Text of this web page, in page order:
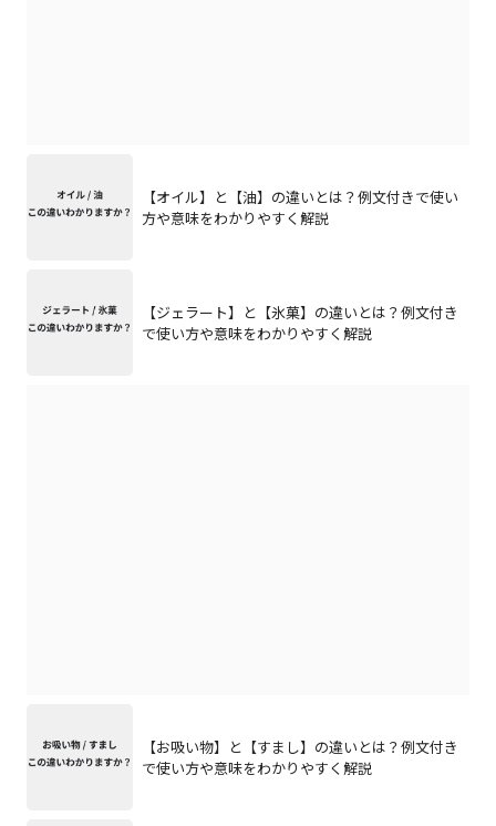
【オイル】と【油】の違いとは？例文付きで使い
方や意味をわかりやすく解説
【ジェラート】と【氷菓】の違いとは？例文付き
で使い方や意味をわかりやすく解説
【お吸い物】と【すまし】の違いとは？例文付き
で使い方や意味をわかりやすく解説